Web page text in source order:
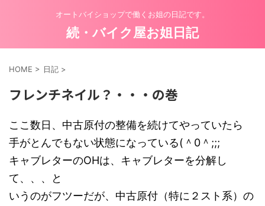
オートバイショップで働くお姐の日記です。
続・バイク屋お姐日記
HOME > 日記 >
フレンチネイル？・・・の巻
ここ数日、中古原付の整備を続けてやっていたら
手がとんでもない状態になっている(＾0＾;;;
キャブレターのOHは、キャブレターを分解し
て、、、と
いうのがフツーだが、中古原付（特に２スト系）の